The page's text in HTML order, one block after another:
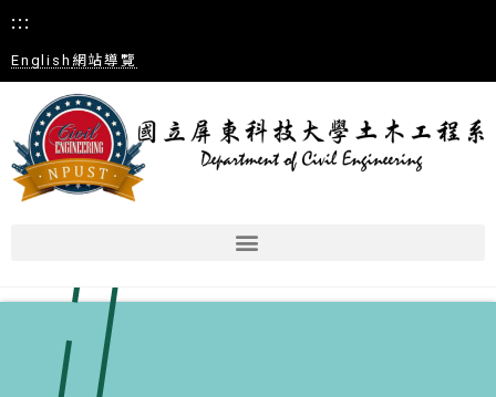
:::
English 網站導覽